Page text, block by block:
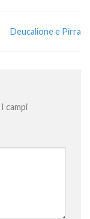
Deucalione e Pirra
I campi